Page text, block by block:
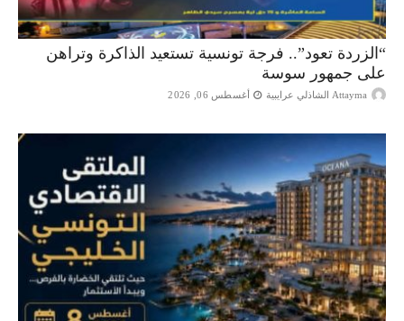
“الزردة تعود”.. فرجة تونسية تستعيد الذاكرة وتراهن
على جمهور سوسة
Attayma الشاذلي عرايبية أغسطس 06, 2026